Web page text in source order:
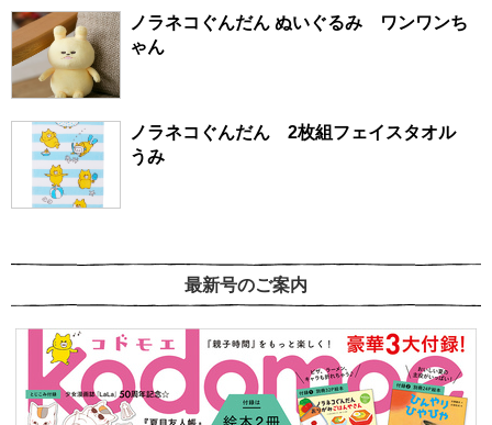
ノラネコぐんだん ぬいぐるみ ワンワンち
ゃん
ノラネコぐんだん 2枚組フェイスタオル
うみ
最新号のご案内